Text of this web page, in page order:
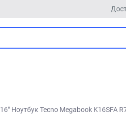
16" Ноутбук Tecno Megabook K16SFA